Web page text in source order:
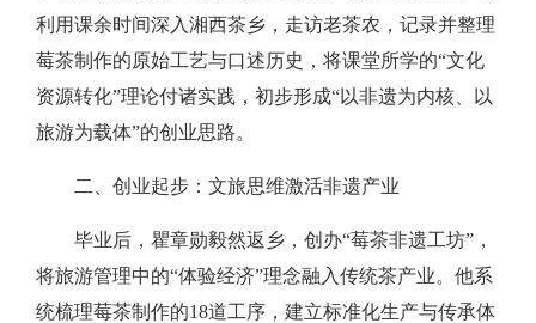
利用课余时间深入湘西茶乡，走访老茶农，记录并整理
莓茶制作的原始工艺与口述历史，将课堂所学的“文化
资源转化”理论付诸实践，初步形成“以非遗为内核、以
旅游为载体”的创业思路。
二、创业起步：文旅思维激活非遗产业
毕业后，瞿章勋毅然返乡，创办“莓茶非遗工坊”，
将旅游管理中的“体验经济”理念融入传统茶产业。他系
统梳理莓茶制作的18道工序，建立标准化生产与传承体